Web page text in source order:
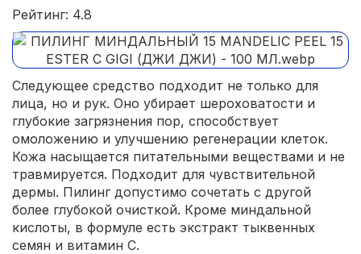
Рейтинг: 4.8
Следующее средство подходит не только для
лица, но и рук. Оно убирает шероховатости и
глубокие загрязнения пор, способствует
омоложению и улучшению регенерации клеток.
Кожа насыщается питательными веществами и не
травмируется. Подходит для чувствительной
дермы. Пилинг допустимо сочетать с другой
более глубокой очисткой. Кроме миндальной
кислоты, в формуле есть экстракт тыквенных
семян и витамин С.